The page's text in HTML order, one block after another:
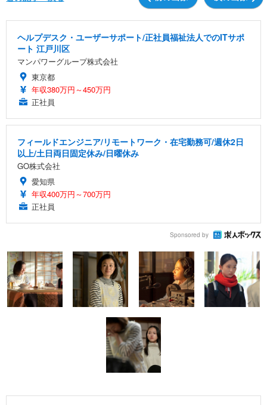
ヘルプデスク・ユーザーサポート/正社員福祉法人でのITサポ
ート 江戸川区
マンパワーグループ株式会社
東京都
年収380万円～450万円
正社員
フィールドエンジニア/リモートワーク・在宅勤務可/週休2日
以上/土日両日固定休み/日曜休み
GO株式会社
愛知県
年収400万円～700万円
正社員
Sponsored by